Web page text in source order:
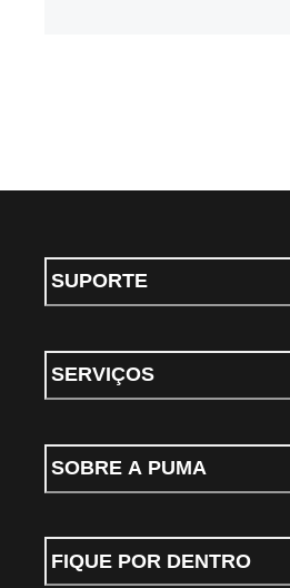
SUPORTE
SERVIÇOS
SOBRE A PUMA
FIQUE POR DENTRO